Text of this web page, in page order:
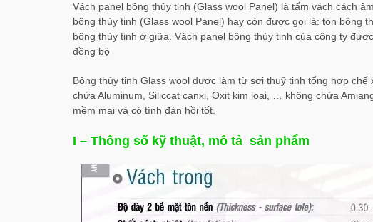
Vách panel bông thủy tinh (Glass wool Panel) là tấm vách cách
bông thủy tinh (Glass wool Panel) hay còn được gọi là: tôn
bông thủy tinh ở giữa. Vách panel bông thủy tinh của công ty
đồng bộ
Bông thủy tinh Glass wool được làm từ sợi thuỷ tinh tổng hợp
chứa Aluminum, Siliccat canxi, Oxit kim loại, … không chứa
mềm mại và có tính đàn hồi tốt.
I – Thông số kỹ thuật, mô tả sản phẩm